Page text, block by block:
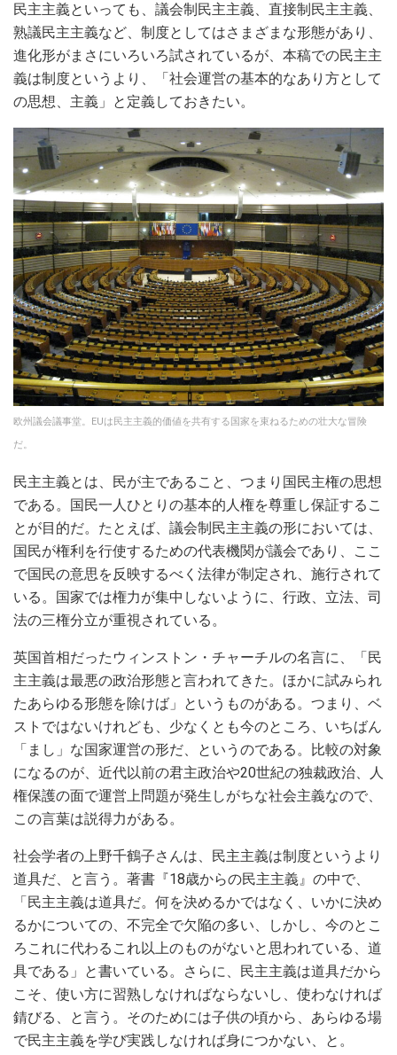
民主主義といっても、議会制民主主義、直接制民主主義、
熟議民主主義など、制度としてはさまざまな形態があり、
進化形がまさにいろいろ試されているが、本稿での民主主
義は制度というより、「社会運営の基本的なあり方として
の思想、主義」と定義しておきたい。
欧州議会議事堂。EUは民主主義的価値を共有する国家を束ねるための壮大な冒険
だ。
民主主義とは、民が主であること、つまり国民主権の思想
である。国民一人ひとりの基本的人権を尊重し保証するこ
とが目的だ。たとえば、議会制民主主義の形においては、
国民が権利を行使するための代表機関が議会であり、ここ
で国民の意思を反映するべく法律が制定され、施行されて
いる。国家では権力が集中しないように、行政、立法、司
法の三権分立が重視されている。
英国首相だったウィンストン・チャーチルの名言に、「民
主主義は最悪の政治形態と言われてきた。ほかに試みられ
たあらゆる形態を除けば」というものがある。つまり、ベ
ストではないけれども、少なくとも今のところ、いちばん
「まし」な国家運営の形だ、というのである。比較の対象
になるのが、近代以前の君主政治や20世紀の独裁政治、人
権保護の面で運営上問題が発生しがちな社会主義なので、
この言葉は説得力がある。
社会学者の上野千鶴子さんは、民主主義は制度というより
道具だ、と言う。著書『18歳からの民主主義』の中で、
「民主主義は道具だ。何を決めるかではなく、いかに決め
るかについての、不完全で欠陥の多い、しかし、今のとこ
ろこれに代わるこれ以上のものがないと思われている、道
具である」と書いている。さらに、民主主義は道具だから
こそ、使い方に習熟しなければならないし、使わなければ
錆びる、と言う。そのためには子供の頃から、あらゆる場
で民主主義を学び実践しなければ身につかない、と。